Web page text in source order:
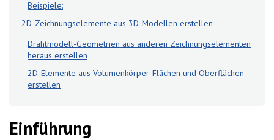
Beispiele:
2D-Zeichnungselemente aus 3D-Modellen erstellen
Drahtmodell-Geometrien aus anderen Zeichnungselementen
heraus erstellen
2D-Elemente aus Volumenkörper-Flächen und Oberflächen
erstellen
Einführung